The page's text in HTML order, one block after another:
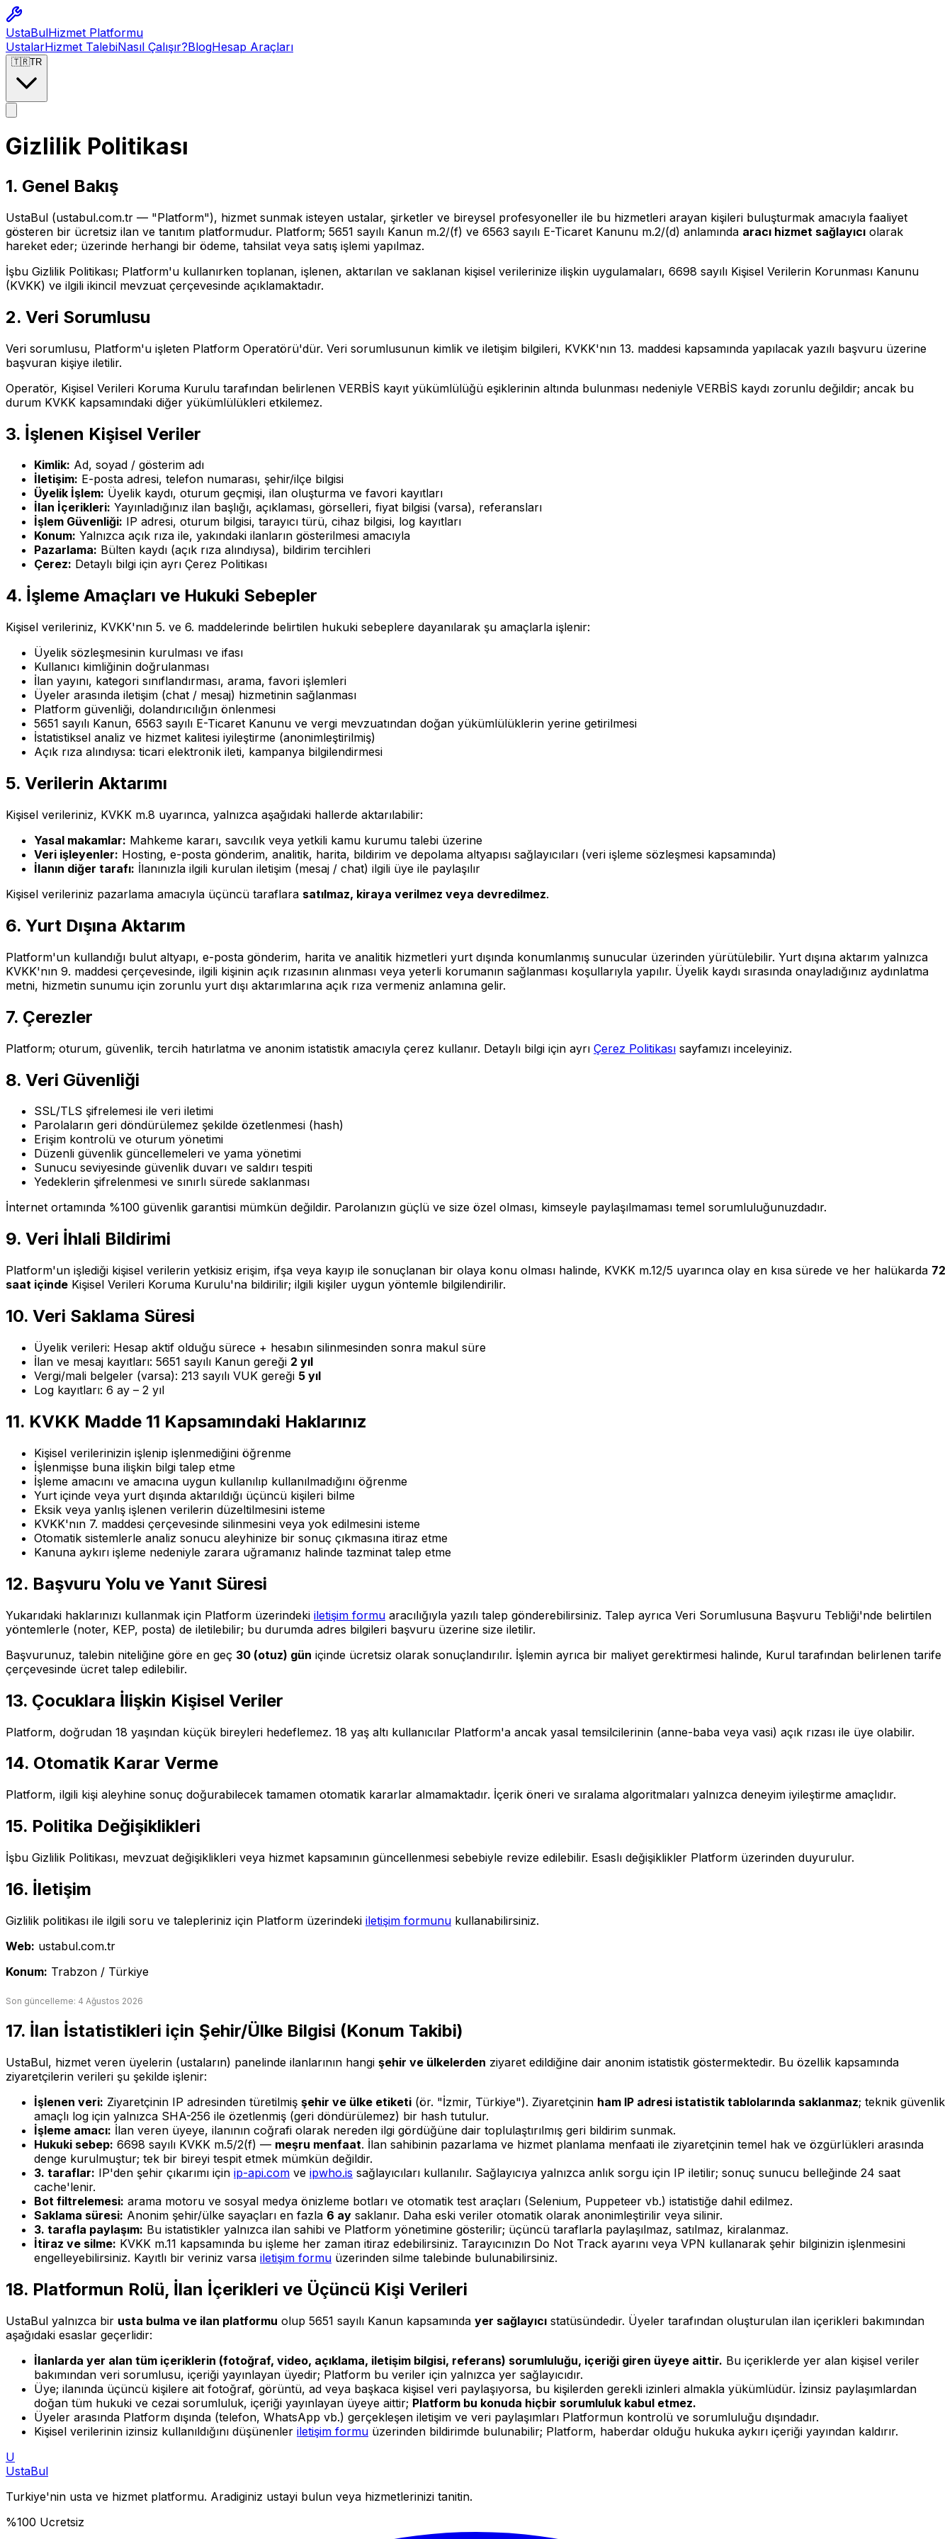
UstaBulHizmet Platformu
UstalarHizmet TalebiNasıl Çalışır?BlogHesap Araçları
🇹🇷TR
Gizlilik Politikası
1. Genel Bakış
UstaBul (ustabul.com.tr — "Platform"), hizmet sunmak isteyen ustalar, şirketler ve bireysel profesyoneller ile bu hizmetleri arayan kişileri buluşturmak amacıyla faaliyet
gösteren bir ücretsiz ilan ve tanıtım platformudur. Platform; 5651 sayılı Kanun m.2/(f) ve 6563 sayılı E-Ticaret Kanunu m.2/(d) anlamında aracı hizmet sağlayıcı olarak
hareket eder; üzerinde herhangi bir ödeme, tahsilat veya satış işlemi yapılmaz.
İşbu Gizlilik Politikası; Platform'u kullanırken toplanan, işlenen, aktarılan ve saklanan kişisel verilerinize ilişkin uygulamaları, 6698 sayılı Kişisel Verilerin Korunması Kanunu
(KVKK) ve ilgili ikincil mevzuat çerçevesinde açıklamaktadır.
2. Veri Sorumlusu
Veri sorumlusu, Platform'u işleten Platform Operatörü'dür. Veri sorumlusunun kimlik ve iletişim bilgileri, KVKK'nın 13. maddesi kapsamında yapılacak yazılı başvuru üzerine
başvuran kişiye iletilir.
Operatör, Kişisel Verileri Koruma Kurulu tarafından belirlenen VERBİS kayıt yükümlülüğü eşiklerinin altında bulunması nedeniyle VERBİS kaydı zorunlu değildir; ancak bu
durum KVKK kapsamındaki diğer yükümlülükleri etkilemez.
3. İşlenen Kişisel Veriler
Kimlik: Ad, soyad / gösterim adı
İletişim: E-posta adresi, telefon numarası, şehir/ilçe bilgisi
Üyelik İşlem: Üyelik kaydı, oturum geçmişi, ilan oluşturma ve favori kayıtları
İlan İçerikleri: Yayınladığınız ilan başlığı, açıklaması, görselleri, fiyat bilgisi (varsa), referansları
İşlem Güvenliği: IP adresi, oturum bilgisi, tarayıcı türü, cihaz bilgisi, log kayıtları
Konum: Yalnızca açık rıza ile, yakındaki ilanların gösterilmesi amacıyla
Pazarlama: Bülten kaydı (açık rıza alındıysa), bildirim tercihleri
Çerez: Detaylı bilgi için ayrı Çerez Politikası
4. İşleme Amaçları ve Hukuki Sebepler
Kişisel verileriniz, KVKK'nın 5. ve 6. maddelerinde belirtilen hukuki sebeplere dayanılarak şu amaçlarla işlenir:
Üyelik sözleşmesinin kurulması ve ifası
Kullanıcı kimliğinin doğrulanması
İlan yayını, kategori sınıflandırması, arama, favori işlemleri
Üyeler arasında iletişim (chat / mesaj) hizmetinin sağlanması
Platform güvenliği, dolandırıcılığın önlenmesi
5651 sayılı Kanun, 6563 sayılı E-Ticaret Kanunu ve vergi mevzuatından doğan yükümlülüklerin yerine getirilmesi
İstatistiksel analiz ve hizmet kalitesi iyileştirme (anonimleştirilmiş)
Açık rıza alındıysa: ticari elektronik ileti, kampanya bilgilendirmesi
5. Verilerin Aktarımı
Kişisel verileriniz, KVKK m.8 uyarınca, yalnızca aşağıdaki hallerde aktarılabilir:
Yasal makamlar: Mahkeme kararı, savcılık veya yetkili kamu kurumu talebi üzerine
Veri işleyenler: Hosting, e-posta gönderim, analitik, harita, bildirim ve depolama altyapısı sağlayıcıları (veri işleme sözleşmesi kapsamında)
İlanın diğer tarafı: İlanınızla ilgili kurulan iletişim (mesaj / chat) ilgili üye ile paylaşılır
Kişisel verileriniz pazarlama amacıyla üçüncü taraflara satılmaz, kiraya verilmez veya devredilmez.
6. Yurt Dışına Aktarım
Platform'un kullandığı bulut altyapı, e-posta gönderim, harita ve analitik hizmetleri yurt dışında konumlanmış sunucular üzerinden yürütülebilir. Yurt dışına aktarım yalnızca
KVKK'nın 9. maddesi çerçevesinde, ilgili kişinin açık rızasının alınması veya yeterli korumanın sağlanması koşullarıyla yapılır. Üyelik kaydı sırasında onayladığınız aydınlatma
metni, hizmetin sunumu için zorunlu yurt dışı aktarımlarına açık rıza vermeniz anlamına gelir.
7. Çerezler
Platform; oturum, güvenlik, tercih hatırlatma ve anonim istatistik amacıyla çerez kullanır. Detaylı bilgi için ayrı Çerez Politikası sayfamızı inceleyiniz.
8. Veri Güvenliği
SSL/TLS şifrelemesi ile veri iletimi
Parolaların geri döndürülemez şekilde özetlenmesi (hash)
Erişim kontrolü ve oturum yönetimi
Düzenli güvenlik güncellemeleri ve yama yönetimi
Sunucu seviyesinde güvenlik duvarı ve saldırı tespiti
Yedeklerin şifrelenmesi ve sınırlı sürede saklanması
İnternet ortamında %100 güvenlik garantisi mümkün değildir. Parolanızın güçlü ve size özel olması, kimseyle paylaşılmaması temel sorumluluğunuzdadır.
9. Veri İhlali Bildirimi
Platform'un işlediği kişisel verilerin yetkisiz erişim, ifşa veya kayıp ile sonuçlanan bir olaya konu olması halinde, KVKK m.12/5 uyarınca olay en kısa sürede ve her halükarda 72
saat içinde Kişisel Verileri Koruma Kurulu'na bildirilir; ilgili kişiler uygun yöntemle bilgilendirilir.
10. Veri Saklama Süresi
Üyelik verileri: Hesap aktif olduğu sürece + hesabın silinmesinden sonra makul süre
İlan ve mesaj kayıtları: 5651 sayılı Kanun gereği 2 yıl
Vergi/mali belgeler (varsa): 213 sayılı VUK gereği 5 yıl
Log kayıtları: 6 ay – 2 yıl
11. KVKK Madde 11 Kapsamındaki Haklarınız
Kişisel verilerinizin işlenip işlenmediğini öğrenme
İşlenmişse buna ilişkin bilgi talep etme
İşleme amacını ve amacına uygun kullanılıp kullanılmadığını öğrenme
Yurt içinde veya yurt dışında aktarıldığı üçüncü kişileri bilme
Eksik veya yanlış işlenen verilerin düzeltilmesini isteme
KVKK'nın 7. maddesi çerçevesinde silinmesini veya yok edilmesini isteme
Otomatik sistemlerle analiz sonucu aleyhinize bir sonuç çıkmasına itiraz etme
Kanuna aykırı işleme nedeniyle zarara uğramanız halinde tazminat talep etme
12. Başvuru Yolu ve Yanıt Süresi
Yukarıdaki haklarınızı kullanmak için Platform üzerindeki iletişim formu aracılığıyla yazılı talep gönderebilirsiniz. Talep ayrıca Veri Sorumlusuna Başvuru Tebliği'nde belirtilen
yöntemlerle (noter, KEP, posta) de iletilebilir; bu durumda adres bilgileri başvuru üzerine size iletilir.
Başvurunuz, talebin niteliğine göre en geç 30 (otuz) gün içinde ücretsiz olarak sonuçlandırılır. İşlemin ayrıca bir maliyet gerektirmesi halinde, Kurul tarafından belirlenen tarife
çerçevesinde ücret talep edilebilir.
13. Çocuklara İlişkin Kişisel Veriler
Platform, doğrudan 18 yaşından küçük bireyleri hedeflemez. 18 yaş altı kullanıcılar Platform'a ancak yasal temsilcilerinin (anne-baba veya vasi) açık rızası ile üye olabilir.
14. Otomatik Karar Verme
Platform, ilgili kişi aleyhine sonuç doğurabilecek tamamen otomatik kararlar almamaktadır. İçerik öneri ve sıralama algoritmaları yalnızca deneyim iyileştirme amaçlıdır.
15. Politika Değişiklikleri
İşbu Gizlilik Politikası, mevzuat değişiklikleri veya hizmet kapsamının güncellenmesi sebebiyle revize edilebilir. Esaslı değişiklikler Platform üzerinden duyurulur.
16. İletişim
Gizlilik politikası ile ilgili soru ve talepleriniz için Platform üzerindeki iletişim formunu kullanabilirsiniz.
Web: ustabul.com.tr
Konum: Trabzon / Türkiye
Son güncelleme: 4 Ağustos 2026
17. İlan İstatistikleri için Şehir/Ülke Bilgisi (Konum Takibi)
UstaBul, hizmet veren üyelerin (ustaların) panelinde ilanlarının hangi şehir ve ülkelerden ziyaret edildiğine dair anonim istatistik göstermektedir. Bu özellik kapsamında
ziyaretçilerin verileri şu şekilde işlenir:
İşlenen veri: Ziyaretçinin IP adresinden türetilmiş şehir ve ülke etiketi (ör. "İzmir, Türkiye"). Ziyaretçinin ham IP adresi istatistik tablolarında saklanmaz; teknik güvenlik
amaçlı log için yalnızca SHA-256 ile özetlenmiş (geri döndürülemez) bir hash tutulur.
İşleme amacı: İlan veren üyeye, ilanının coğrafi olarak nereden ilgi gördüğüne dair toplulaştırılmış geri bildirim sunmak.
Hukuki sebep: 6698 sayılı KVKK m.5/2(f) — meşru menfaat. İlan sahibinin pazarlama ve hizmet planlama menfaati ile ziyaretçinin temel hak ve özgürlükleri arasında
denge kurulmuştur; tek bir bireyi tespit etmek mümkün değildir.
3. taraflar: IP'den şehir çıkarımı için ip-api.com ve ipwho.is sağlayıcıları kullanılır. Sağlayıcıya yalnızca anlık sorgu için IP iletilir; sonuç sunucu belleğinde 24 saat
cache'lenir.
Bot filtrelemesi: arama motoru ve sosyal medya önizleme botları ve otomatik test araçları (Selenium, Puppeteer vb.) istatistiğe dahil edilmez.
Saklama süresi: Anonim şehir/ülke sayaçları en fazla 6 ay saklanır. Daha eski veriler otomatik olarak anonimleştirilir veya silinir.
3. tarafla paylaşım: Bu istatistikler yalnızca ilan sahibi ve Platform yönetimine gösterilir; üçüncü taraflarla paylaşılmaz, satılmaz, kiralanmaz.
İtiraz ve silme: KVKK m.11 kapsamında bu işleme her zaman itiraz edebilirsiniz. Tarayıcınızın Do Not Track ayarını veya VPN kullanarak şehir bilginizin işlenmesini
engelleyebilirsiniz. Kayıtlı bir veriniz varsa iletişim formu üzerinden silme talebinde bulunabilirsiniz.
18. Platformun Rolü, İlan İçerikleri ve Üçüncü Kişi Verileri
UstaBul yalnızca bir usta bulma ve ilan platformu olup 5651 sayılı Kanun kapsamında yer sağlayıcı statüsündedir. Üyeler tarafından oluşturulan ilan içerikleri bakımından
aşağıdaki esaslar geçerlidir:
İlanlarda yer alan tüm içeriklerin (fotoğraf, video, açıklama, iletişim bilgisi, referans) sorumluluğu, içeriği giren üyeye aittir. Bu içeriklerde yer alan kişisel veriler
bakımından veri sorumlusu, içeriği yayınlayan üyedir; Platform bu veriler için yalnızca yer sağlayıcıdır.
Üye; ilanında üçüncü kişilere ait fotoğraf, görüntü, ad veya başkaca kişisel veri paylaşıyorsa, bu kişilerden gerekli izinleri almakla yükümlüdür. İzinsiz paylaşımlardan
doğan tüm hukuki ve cezai sorumluluk, içeriği yayınlayan üyeye aittir; Platform bu konuda hiçbir sorumluluk kabul etmez.
Üyeler arasında Platform dışında (telefon, WhatsApp vb.) gerçekleşen iletişim ve veri paylaşımları Platformun kontrolü ve sorumluluğu dışındadır.
Kişisel verilerinin izinsiz kullanıldığını düşünenler iletişim formu üzerinden bildirimde bulunabilir; Platform, haberdar olduğu hukuka aykırı içeriği yayından kaldırır.
U
UstaBul
Turkiye'nin usta ve hizmet platformu. Aradiginiz ustayi bulun veya hizmetlerinizi tanitin.
%100 Ucretsiz